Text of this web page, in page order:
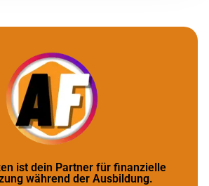
ist dein Partner für finanzielle
während der Ausbildung.